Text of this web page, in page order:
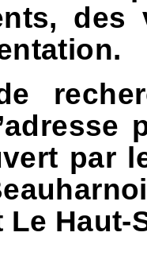
par
Le Haut-